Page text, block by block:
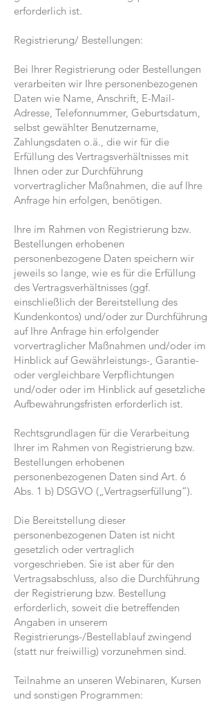
erforderlich ist.
Registrierung/ Bestellungen:
Bei Ihrer Registrierung oder Bestellungen
verarbeiten wir Ihre personenbezogenen
Daten wie Name, Anschrift, E-Mail-
Adresse, Telefonnummer, Geburtsdatum,
selbst gewählter Benutzername,
Zahlungsdaten o.ä., die wir für die
Erfüllung des Vertragsverhältnisses mit
Ihnen oder zur Durchführung
vorvertraglicher Maßnahmen, die auf Ihre
Anfrage hin erfolgen, benötigen.
Ihre im Rahmen von Registrierung bzw.
Bestellungen erhobenen
personenbezogene Daten speichern wir
jeweils so lange, wie es für die Erfüllung
des Vertragsverhältnisses (ggf.
einschließlich der Bereitstellung des
Kundenkontos) und/oder zur Durchführung
auf Ihre Anfrage hin erfolgender
vorvertraglicher Maßnahmen und/oder im
Hinblick auf Gewährleistungs-, Garantie-
oder vergleichbare Verpflichtungen
und/oder oder im Hinblick auf gesetzliche
Aufbewahrungsfristen erforderlich ist.
Rechtsgrundlagen für die Verarbeitung
Ihrer im Rahmen von Registrierung bzw.
Bestellungen erhobenen
personenbezogenen Daten sind Art. 6
Abs. 1 b) DSGVO („Vertragserfüllung“).
Die Bereitstellung dieser
personenbezogenen Daten ist nicht
gesetzlich oder vertraglich
vorgeschrieben. Sie ist aber für den
Vertragsabschluss, also die Durchführung
der Registrierung bzw. Bestellung
erforderlich, soweit die betreffenden
Angaben in unserem
Registrierungs-/Bestellablauf zwingend
(statt nur freiwillig) vorzunehmen sind.
Teilnahme an unseren Webinaren, Kursen
und sonstigen Programmen: